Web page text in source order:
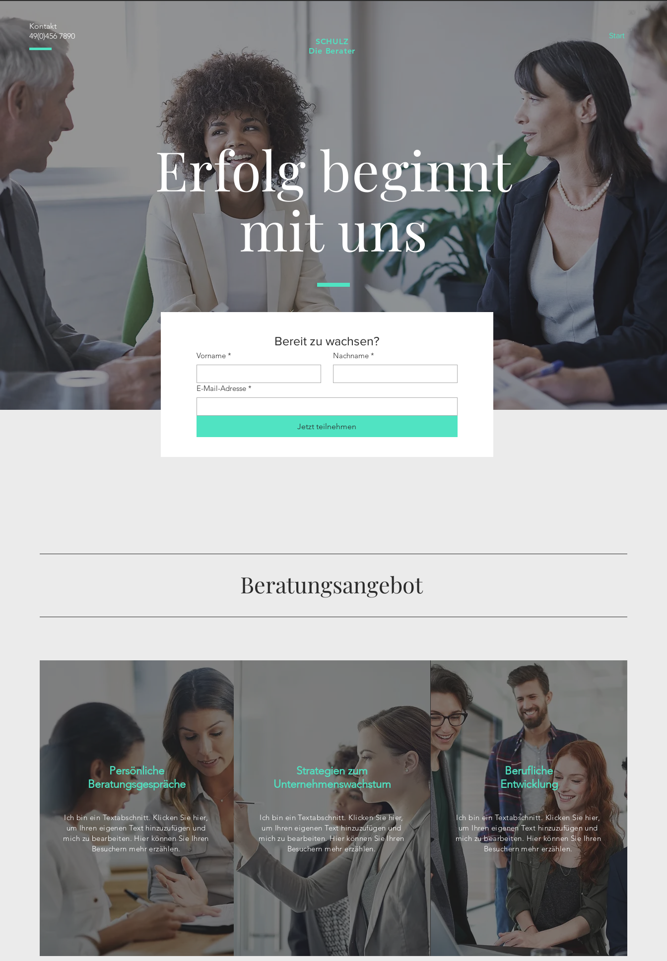
Kontakt
49(0)456 7890
SCHULZ
Die Berater
Start
Erfolg beginnt
mit uns
Bereit zu wachsen?
Vorname * Nachname *
E-Mail-Adresse *
Jetzt teilnehmen
Beratungsangebot
Persönliche
Beratungsgespräche
Ich bin ein Textabschnitt. Klicken Sie hier,
um Ihren eigenen Text hinzuzufügen und
mich zu bearbeiten. Hier können Sie Ihren
Besuchern mehr erzählen.
Strategien zum
Unternehmenswachstum
Ich bin ein Textabschnitt. Klicken Sie hier,
um Ihren eigenen Text hinzuzufügen und
mich zu bearbeiten. Hier können Sie Ihren
Besuchern mehr erzählen.
Berufliche
Entwicklung
Ich bin ein Textabschnitt. Klicken Sie hier,
um Ihren eigenen Text hinzuzufügen und
mich zu bearbeiten. Hier können Sie Ihren
Besuchern mehr erzählen.